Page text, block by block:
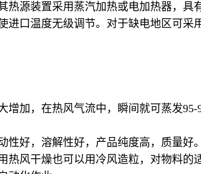
热源装置采用蒸汽加热或电加热器，
进口温度无级调节。对于缺电地区可
增加，在热风气流中，瞬间就可蒸发
好，溶解性好，产品纯度高，质量好。
风干燥也可以用冷风造粒，对物料的